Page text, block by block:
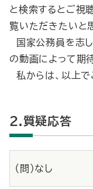
と検索するとご視
覧いただきたいと
国家公務員を志し
の動画によって期
私からは、以上で
2.質疑応答
（問）なし